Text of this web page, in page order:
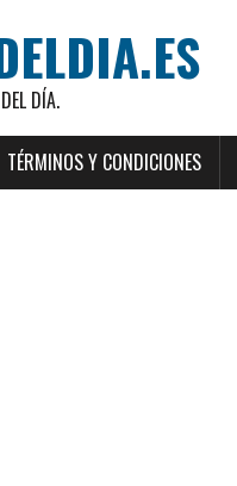
DÍA.
TÉRMINOS Y CONDICIONES